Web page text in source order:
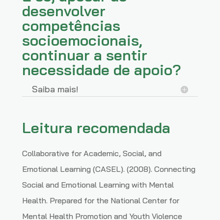
desenvolver
competências
socioemocionais,
continuar a sentir
necessidade de apoio?
Saiba mais!
Leitura recomendada
Collaborative for Academic, Social, and
Emotional Learning (CASEL). (2008). Connecting
Social and Emotional Learning with Mental
Health. Prepared for the National Center for
Mental Health Promotion and Youth Violence